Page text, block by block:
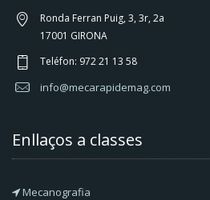
Ronda Ferran Puig, 3, 3r, 2a
17001 GIRONA
Teléfon: 972 21 13 58
info@mecarapidemag.com
Enllaços a classes
Mecanografia